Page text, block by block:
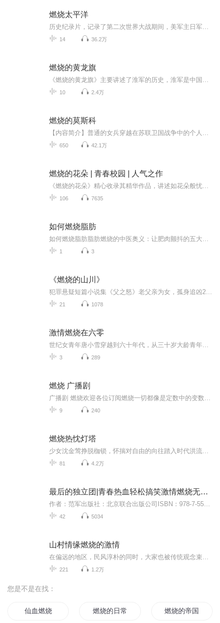
燃烧太平洋
14 36.2万
燃烧的黄龙旗
10 2.4万
燃烧的莫斯科
650 42.1万
燃烧的花朵 | 青春校园 | 人气之作
106 7635
如何燃烧脂肪
1 3
《燃烧的山川》
21 1078
激情燃烧在六零
3 289
燃烧 广播剧
9 240
燃烧热忱灯塔
81 4.2万
最后的独立团|青春热血轻松搞笑激情燃烧无悔奉献
42 5034
山村情缘燃烧的激情
221 1.2万
您是不是在找：
仙血燃烧 燃烧的日常 燃烧的帝国